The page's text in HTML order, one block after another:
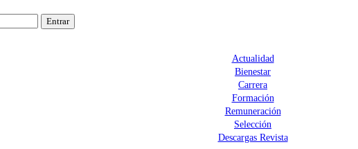
Entrar
Actualidad
Bienestar
Carrera
Formación
Remuneración
Selección
Descargas Revista